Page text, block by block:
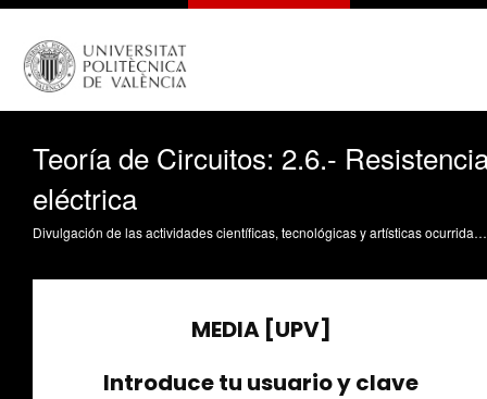
Teoría de Circuitos: 2.6.-
eléctrica
Divulgación de las actividades científicas, tecnológicas y artísticas ocurridas en los tres campus de la UPV